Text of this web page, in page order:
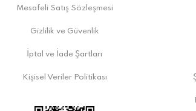
Mesafeli Satış Sözleşmesi
Gizlilik ve Güvenlik
İptal ve İade Şartları
Kişisel Veriler Politikası